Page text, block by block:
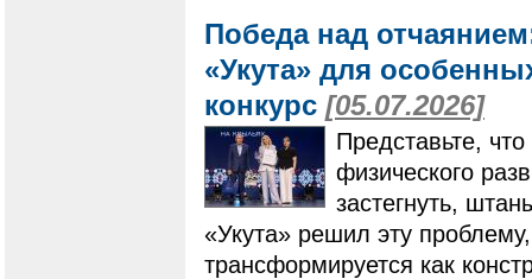
Победа над
«Укута» для
конкурс [05.07.2026]
Представьте,
физического
застегнуть,
«Укута» решил эту
трансформируется как